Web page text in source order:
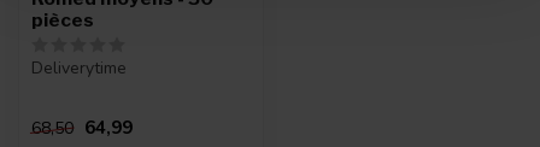
pièces
Deliverytime
68,50 64,99